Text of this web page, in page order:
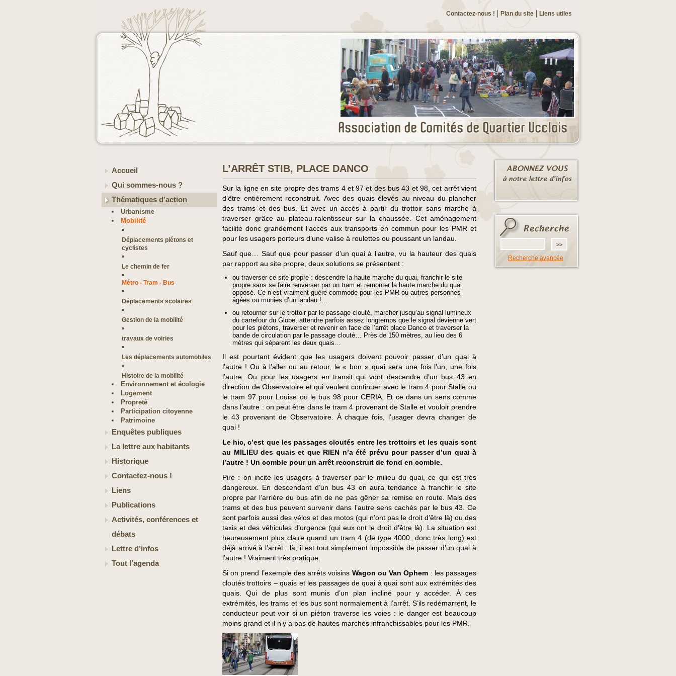
Liens utiles
Plan du site
Contactez-nous !
Accueil
Qui sommes-nous ?
Thématiques d’action
Urbanisme
Mobilité
Déplacements piétons et
cyclistes
Le chemin de fer
Métro - Tram - Bus
Déplacements scolaires
Gestion de la mobilité
travaux de voiries
Les déplacements automobiles
Histoire de la mobilité
Environnement et écologie
Logement
Propreté
Participation citoyenne
Patrimoine
Enquêtes publiques
La lettre aux habitants
Historique
Contactez-nous !
Liens
Publications
Activités, conférences et
débats
Lettre d’infos
Tout l’agenda
L’ARRÊT STIB, PLACE DANCO
Sur la ligne en site propre des trams 4 et 97 et des bus 43 et 98, cet arrêt vient
d’être entièrement reconstruit. Avec des quais élevés au niveau du plancher
des trams et des bus. Et avec un accès à partir du trottoir sans marche à
traverser grâce au plateau-ralentisseur sur la chaussée. Cet aménagement
facilite donc grandement l’accès aux transports en commun pour les PMR et
pour les usagers porteurs d’une valise à roulettes ou poussant un landau.
Sauf que… Sauf que pour passer d’un quai à l’autre, vu la hauteur des quais
par rapport au site propre, deux solutions se présentent :
ou traverser ce site propre : descendre la haute marche du quai, franchir le site
propre sans se faire renverser par un tram et remonter la haute marche du quai
opposé. Ce n’est vraiment guère commode pour les PMR ou autres personnes
âgées ou munies d’un landau !...
ou retourner sur le trottoir par le passage clouté, marcher jusqu’au signal lumineux
du carrefour du Globe, attendre parfois assez longtemps que le signal devienne vert
pour les piétons, traverser et revenir en face de l’arrêt place Danco et traverser la
bande de circulation par le passage clouté… Près de 150 mètres, au lieu des 6
mètres qui séparent les deux quais…
Il est pourtant évident que les usagers doivent pouvoir passer d’un quai à
l’autre ! Ou à l’aller ou au retour, le « bon » quai sera une fois l’un, une fois
l’autre. Ou pour les usagers en transit qui vont descendre d’un bus 43 en
direction de Observatoire et qui veulent continuer avec le tram 4 pour Stalle ou
le tram 97 pour Louise ou le bus 98 pour CERIA. Et ce dans un sens comme
dans l’autre : on peut être dans le tram 4 provenant de Stalle et vouloir prendre
le 43 provenant de Observatoire. À chaque fois, l’usager devra changer de
quai !
Le hic, c’est que les passages cloutés entre les trottoirs et les quais sont
au MILIEU des quais et que RIEN n’a été prévu pour passer d’un quai à
l’autre ! Un comble pour un arrêt reconstruit de fond en comble.
Pire : on incite les usagers à traverser par le milieu du quai, ce qui est très
dangereux. En descendant d’un bus 43 on aura tendance à franchir le site
propre par l’arrière du bus afin de ne pas gêner sa remise en route. Mais des
trams et des bus peuvent survenir dans l’autre sens cachés par le bus 43. Ce
sont parfois aussi des vélos et des motos (qui n’ont pas le droit d’être là) ou des
taxis et des véhicules d’urgence (qui eux ont le droit d’être là). La situation est
heureusement plus claire quand un tram 4 (de type 4000, donc très long) est
déjà arrivé à l’arrêt : là, il est tout simplement impossible de passer d’un quai à
l’autre ! Vraiment très pratique.
Si on prend l’exemple des arrêts voisins Wagon ou Van Ophem : les passages
cloutés trottoirs – quais et les passages de quai à quai sont aux extrémités des
quais. Qui de plus sont munis d’un plan incliné pour y accéder. À ces
extrémités, les trams et les bus sont normalement à l’arrêt. S’ils redémarrent, le
conducteur peut voir si un piéton traverse les voies : le danger est beaucoup
moins grand et il n’y a pas de hautes marches infranchissables pour les PMR.
Recherche avancée